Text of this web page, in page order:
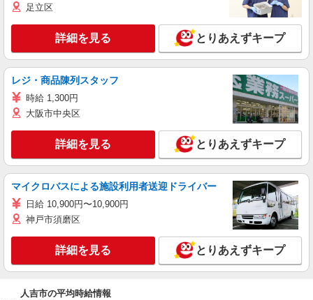
足立区
詳細を見る とりあえずキープ
レジ・商品陳列スタッフ
時給 1,300円
大阪市中央区
詳細を見る とりあえずキープ
マイクロバスによる施設利用者送迎ドライバー
日給 10,900円〜10,900円
神戸市須磨区
詳細を見る とりあえずキープ
人吉市の平均時給情報